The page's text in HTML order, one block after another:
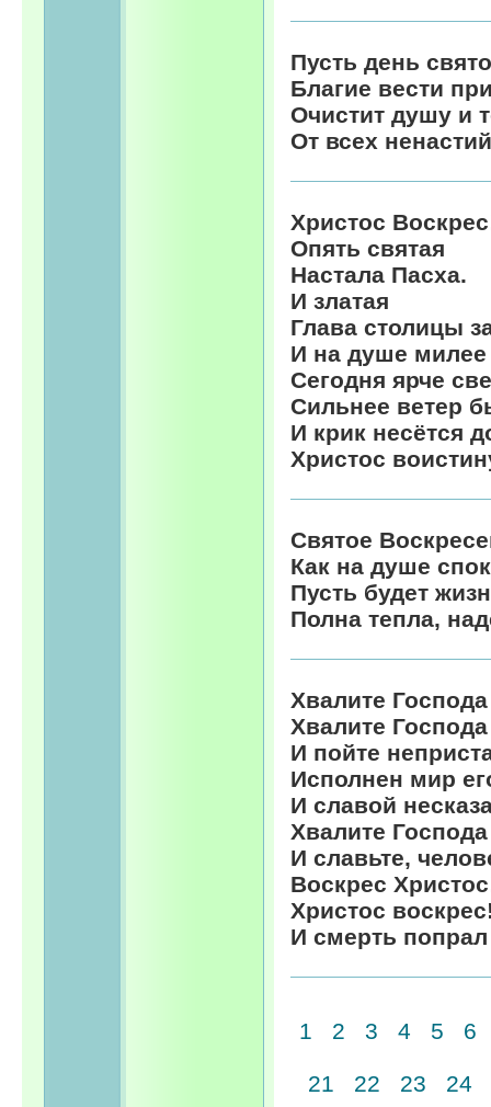
Пусть день
Благие вести
Очистит душу и
От всех
Христос
Опять святая
Настала Пасха.
И златая
Глава столицы
И на душе милее
Сегодня ярче
Сильнее ветер
И крик несётся
Христос
Святое
Как на душе
Пусть будет
Полна тепла,
Хвалите
Хвалите
И пойте
Исполнен мир
И славой
Хвалите
И славьте,
Воскрес
Христос
И смерть
1 2 3 4 5 6
21 22 23 24